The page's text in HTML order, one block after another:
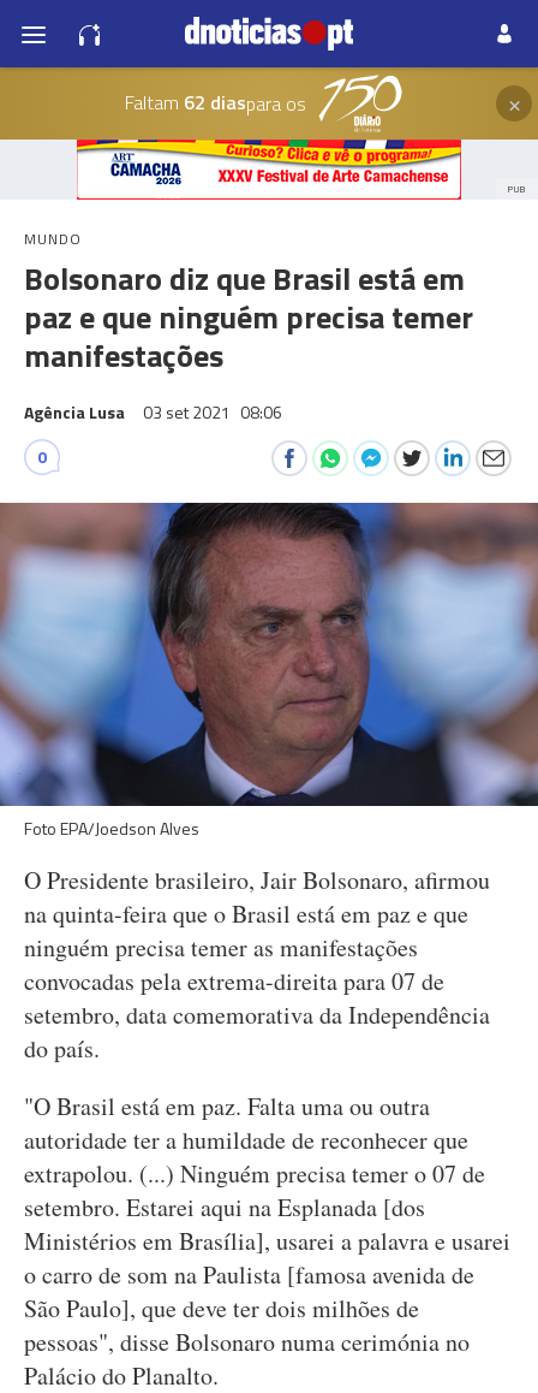
Faltam 62 diaspara os ×
PUB
MUNDO
Bolsonaro diz que Brasil está em
paz e que ninguém precisa temer
manifestações
Agência Lusa 03 set 2021 08:06
0
Foto EPA/Joedson Alves
O Presidente brasileiro, Jair Bolsonaro, afirmou
na quinta-feira que o Brasil está em paz e que
ninguém precisa temer as manifestações
convocadas pela extrema-direita para 07 de
setembro, data comemorativa da Independência
do país.
"O Brasil está em paz. Falta uma ou outra
autoridade ter a humildade de reconhecer que
extrapolou. (...) Ninguém precisa temer o 07 de
setembro. Estarei aqui na Esplanada [dos
Ministérios em Brasília], usarei a palavra e usarei
o carro de som na Paulista [famosa avenida de
São Paulo], que deve ter dois milhões de
pessoas", disse Bolsonaro numa cerimónia no
Palácio do Planalto.